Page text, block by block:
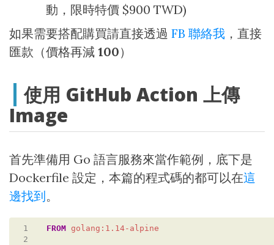
動，限時特價 $900 TWD)
如果需要搭配購買請直接透過 FB 聯絡我 ，直接
匯款（價格再減 100）
使用 GitHub Action 上傳
Image
首先準備用 Go 語言服務來當作範例，底下是
Dockerfile 設定，本篇的程式碼的都可以在這
邊找到。
1
2
FROM golang:1.14-alpine